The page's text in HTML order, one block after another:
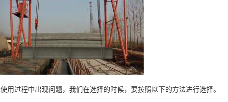
用过程中出现问题，我们在选择的时候，要按照以下的方法进行选择。